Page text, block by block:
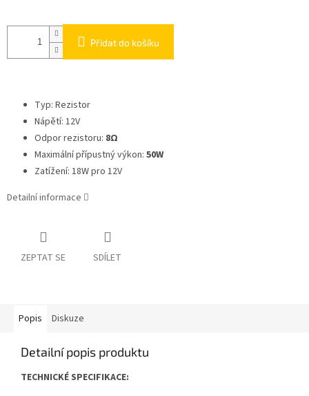
Přidat do košíku
Typ: Rezistor
Nápětí: 12V
Odpor rezistoru: 8Ω
Maximální přípustný výkon: 50W
Zatížení: 18W pro 12V
Detailní informace
ZEPTAT SE SDÍLET
Popis Diskuze
Detailní popis produktu
TECHNICKÉ SPECIFIKACE: